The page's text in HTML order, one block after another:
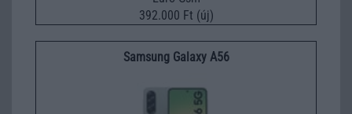
392.000 Ft (új)
Samsung Galaxy A56